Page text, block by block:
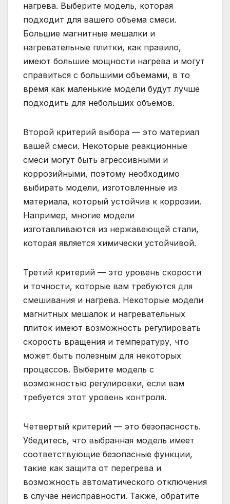
нагрева. Выберите модель, которая
подходит для вашего объема смеси.
Большие магнитные мешалки и
нагревательные плитки, как правило,
имеют большие мощности нагрева и могут
справиться с большими объемами, в то
время как маленькие модели будут лучше
подходить для небольших объемов.
Второй критерий выбора — это материал
вашей смеси. Некоторые реакционные
смеси могут быть агрессивными и
коррозийными, поэтому необходимо
выбирать модели, изготовленные из
материала, который устойчив к коррозии.
Например, многие модели
изготавливаются из нержавеющей стали,
которая является химически устойчивой.
Третий критерий — это уровень скорости
и точности, которые вам требуются для
смешивания и нагрева. Некоторые модели
магнитных мешалок и нагревательных
плиток имеют возможность регулировать
скорость вращения и температуру, что
может быть полезным для некоторых
процессов. Выберите модель с
возможностью регулировки, если вам
требуется этот уровень контроля.
Четвертый критерий — это безопасность.
Убедитесь, что выбранная модель имеет
соответствующие безопасные функции,
такие как защита от перегрева и
возможность автоматического отключения
в случае неисправности. Также, обратите